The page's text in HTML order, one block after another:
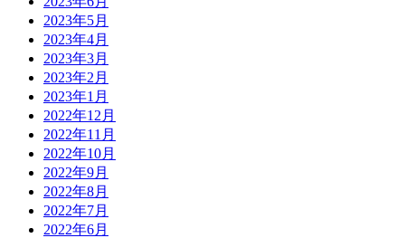
2023年5月
2023年4月
2023年3月
2023年2月
2023年1月
2022年12月
2022年11月
2022年10月
2022年9月
2022年8月
2022年7月
2022年6月